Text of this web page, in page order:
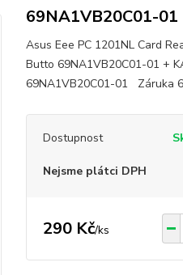
69NA1VB20C01-01
Asus Eee PC 1201NL Card
Butto 69NA1VB20C01-01 +
69NA1VB20C01-01 Záruka
Dostupnost
Nejsme plátci DPH
290 Kč/ks